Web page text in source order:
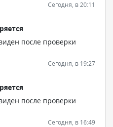
Сегодня, в 20:11
после проверки
Сегодня, в 19:27
после проверки
Сегодня, в 16:49